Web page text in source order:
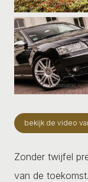
bekijk de video
Zonder twijfel
van de